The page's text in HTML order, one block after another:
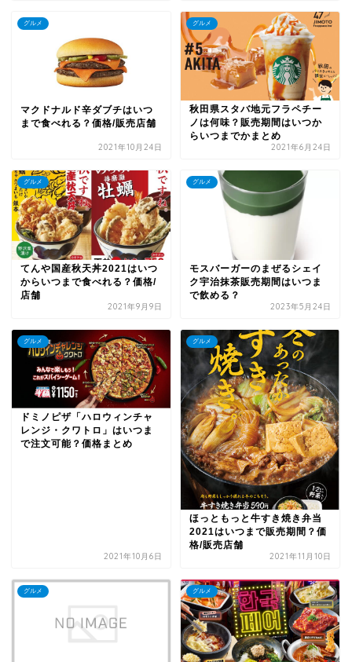
グルメ
マクドナルド辛ダブチはいつ
まで食べれる？価格/販売店舗
2021年10月24日
グルメ
秋田県スタバ地元フラペチー
ノは何味？販売期間はいつか
らいつまでかまとめ
2021年6月24日
グルメ
てんや国産秋天丼2021はいつ
からいつまで食べれる？価格/
店舗
2021年9月9日
グルメ
モスバーガーのまぜるシェイ
ク宇治抹茶販売期間はいつま
で飲める？
2023年5月24日
グルメ
ドミノピザ「ハロウィンチャ
レンジ・クワトロ」はいつま
で注文可能？価格まとめ
2021年10月6日
グルメ
ほっともっと牛すき焼き弁当
2021はいつまで販売期間？価
格/販売店舗
2021年11月10日
グルメ グルメ